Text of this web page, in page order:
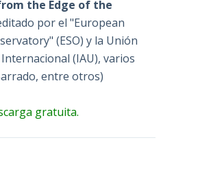
the Edge of the
por el "European
(ESO) y la Unión
(IAU), varios
entre otros)
gratuita.